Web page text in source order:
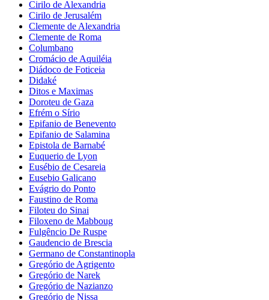
Cirilo de Alexandria
Cirilo de Jerusalém
Clemente de Alexandria
Clemente de Roma
Columbano
Cromácio de Aquiléia
Diádoco de Foticeia
Didaké
Ditos e Maximas
Doroteu de Gaza
Efrém o Sírio
Epifanio de Benevento
Epifanio de Salamina
Epistola de Barnabé
Euquerio de Lyon
Eusébio de Cesareia
Eusebio Galicano
Evágrio do Ponto
Faustino de Roma
Filoteu do Sinai
Filoxeno de Mabboug
Fulgêncio De Ruspe
Gaudencio de Brescia
Germano de Constantinopla
Gregório de Agrigento
Gregório de Narek
Gregório de Nazianzo
Gregório de Nissa